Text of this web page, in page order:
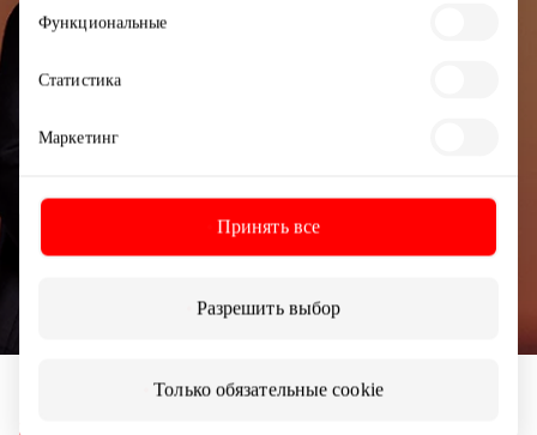
Функциональные
Статистика
Маркетинг
Принять все
Разрешить выбор
Только обязательные cookie
Подписываясь на рассылку, вы подтверждаете,